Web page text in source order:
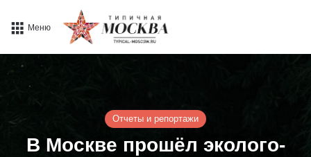
Меню
Отчеты и репортажи
В Москве прошёл эколого-